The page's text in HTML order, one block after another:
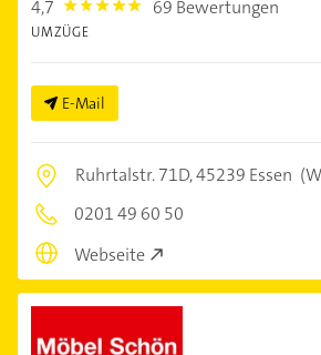
4,7 4.7000003 69 Bewertungen
UMZÜGE
E-Mail
Ruhrtalstr. 71D,45239 Essen
0201 49 60 50
Webseite